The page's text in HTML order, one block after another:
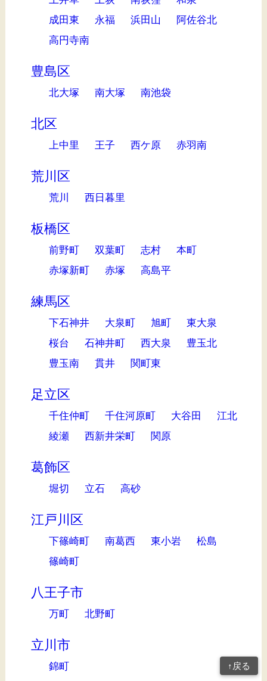
成田東
永福 浜田山
阿佐谷北
高円寺南
豊島区
北大塚 南大塚 南池袋
北区
上中里 王子 西ケ原 赤羽南
荒川区
荒川 西日暮里
板橋区
前野町 双葉町 志村
本町
赤塚新町
赤塚 高島平
練馬区
下石神井 大泉町 旭町
東大泉
桜台
石神井町 西大泉
豊玉北
豊玉南
貫井 関町東
足立区
千住仲町 千住河原町 大谷田
江北
綾瀬
西新井栄町 関原
葛飾区
堀切 立石 高砂
江戸川区
下篠崎町 南葛西 東小岩
松島
篠崎町
八王子市
万町 北野町
立川市
錦町 ↑戻る